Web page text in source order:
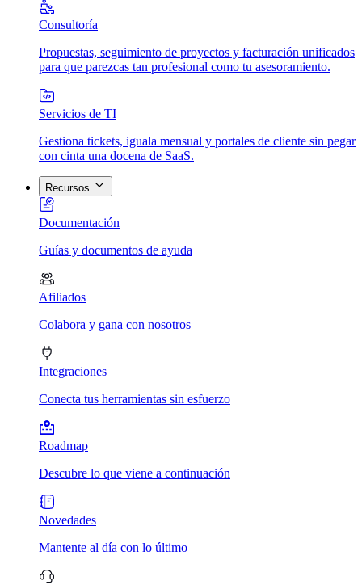
Consultoría
Propuestas, seguimiento de proyectos y facturación unificados
para que parezcas tan profesional como tu asesoramiento.
Servicios de TI
Gestiona tickets, iguala mensual y portales de cliente sin pegar
con cinta una docena de SaaS.
Recursos
Documentación
Guías y documentos de ayuda
Afiliados
Colabora y gana con nosotros
Integraciones
Conecta tus herramientas sin esfuerzo
Roadmap
Descubre lo que viene a continuación
Novedades
Mantente al día con lo último